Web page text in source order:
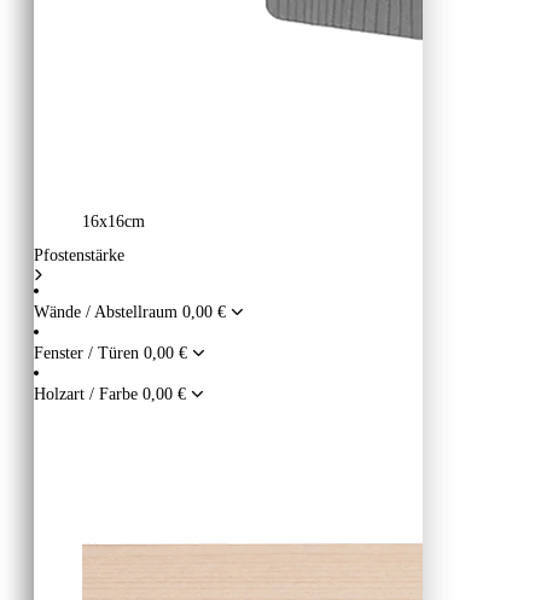
16x16cm
Pfostenstärke
Wände / Abstellraum 0,00 €
Fenster / Türen 0,00 €
Holzart / Farbe 0,00 €